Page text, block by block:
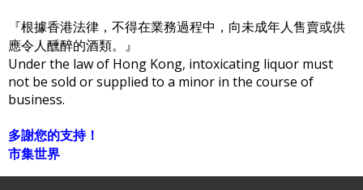
『根據香港法律，不得在業務過程中，向未成年人售賣或供
應令人醺醉的酒類。』
Under the law of Hong Kong, intoxicating liquor must
not be sold or supplied to a minor in the course of
business.
多謝您的支持！
市集世界